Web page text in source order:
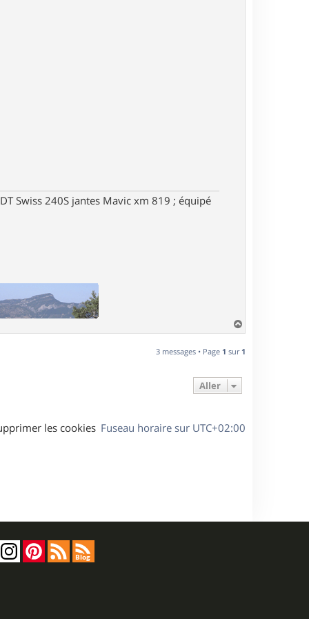
Swiss 240S jantes Mavic xm 819 ; équipé
a
t
3 messages • Page 1 sur 1
Aller
Fuseau horaire sur UTC+02:00
les cookies